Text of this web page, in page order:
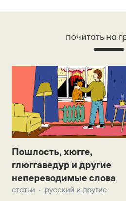
почитать на
Пошлость, хюгге,
глюггаведур и другие
непереводимые слова
статьи русский и другие